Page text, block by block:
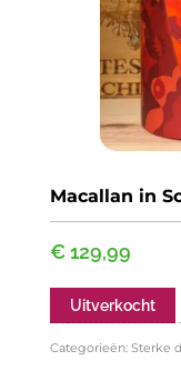
Macallan in
€129,99
Uitverkocht
Categorieën: Sterke